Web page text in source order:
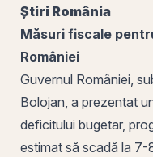
Știri România
Măsuri fiscale
României
Guvernul României,
Bolojan, a prezentat
deficitului bugetar,
estimat să scadă la